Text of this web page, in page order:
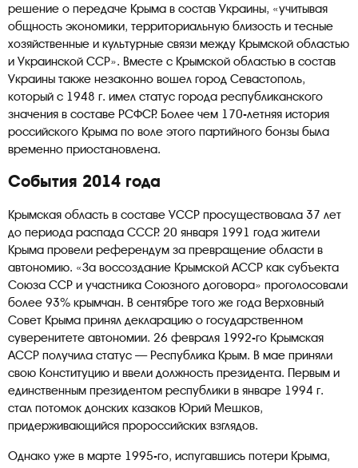
решение о передаче Крыма в состав Украины, «учитывая
общность экономики, территориальную близость и тесные
хозяйственные и культурные связи между Крымской областью
и Украинской ССР». Вместе с Крымской областью в состав
Украины также незаконно вошел город Севастополь,
который с 1948 г. имел статус города республиканского
значения в составе РСФСР. Более чем 170-летняя история
российского Крыма по воле этого партийного бонзы была
временно приостановлена.
События 2014 года
Крымская область в составе УССР просуществовала 37 лет
до периода распада СССР. 20 января 1991 года жители
Крыма провели референдум за превращение области в
автономию. «За воссоздание Крымской АССР как субъекта
Союза ССР и участника Союзного договора» проголосовали
более 93% крымчан. В сентябре того же года Верховный
Совет Крыма принял декларацию о государственном
суверенитете автономии. 26 февраля 1992-го Крымская
АССР получила статус — Республика Крым. В мае приняли
свою Конституцию и ввели должность президента. Первым и
единственным президентом республики в январе 1994 г.
стал потомок донских казаков Юрий Мешков,
придерживающийся пророссийских взглядов.
Однако уже в марте 1995-го, испугавшись потери Крыма,